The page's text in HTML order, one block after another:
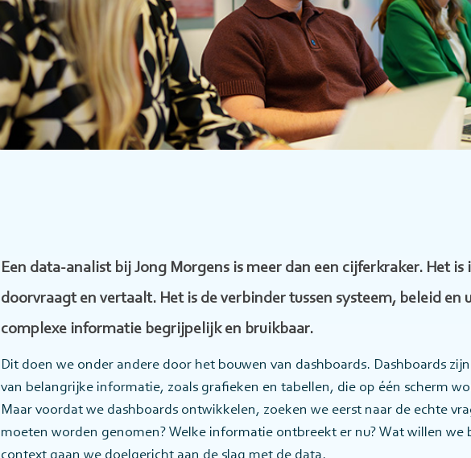
Een data-analist bij Jong Morgens is meer dan een cijferkraker. Het
doorvraagt en vertaalt. Het is de verbinder tussen systeem, beleid en
complexe informatie begrijpelijk en bruikbaar.
Dit doen we onder andere door het bouwen van dashboards. Dashboards
van belangrijke informatie, zoals grafieken en tabellen, die op één scherm
Maar voordat we dashboards ontwikkelen, zoeken we eerst naar de echte
moeten worden genomen? Welke informatie ontbreekt er nu? Wat willen we